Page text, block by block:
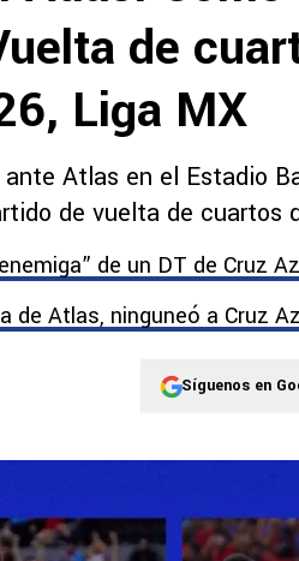
de
Liga MX
Atlas en el Estadio
de vuelta de cuartos
de un DT de Cruz
de Atlas, ninguneó a Cruz
Síguenos en